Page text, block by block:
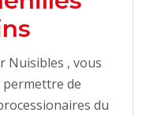
Nuisibles , vous
de
du